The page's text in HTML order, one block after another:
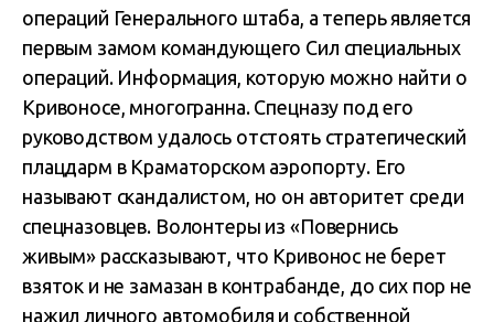
операций Генерального штаба, а теперь является
первым замом командующего Сил специальных
операций. Информация, которую можно найти о
Кривоносе, многогранна. Спецназу под его
руководством удалось отстоять стратегический
плацдарм в Краматорском аэропорту. Его
называют скандалистом, но он авторитет среди
спецназовцев. Волонтеры из «Повернись
живым» рассказывают, что Кривонос не берет
взяток и не замазан в контрабанде, до сих пор не
нажил личного автомобиля и собственной